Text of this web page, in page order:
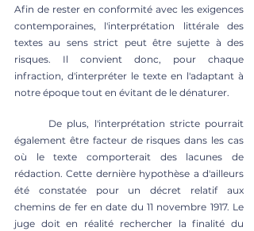
Afin de rester en conformité avec les exigences
contemporaines, l'interprétation littérale des
textes au sens strict peut être sujette à des
risques. Il convient donc, pour chaque
infraction, d'interpréter le texte en l'adaptant à
notre époque tout en évitant de le dénaturer.
également être facteur de risques dans les cas
où le texte comporterait des lacunes de
rédaction. Cette dernière hypothèse a d'ailleurs
été constatée pour un décret relatif aux
chemins de fer en date du 11 novembre 1917. Le
juge doit en réalité rechercher la finalité du